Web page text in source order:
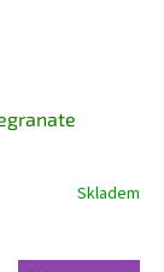
Skladem